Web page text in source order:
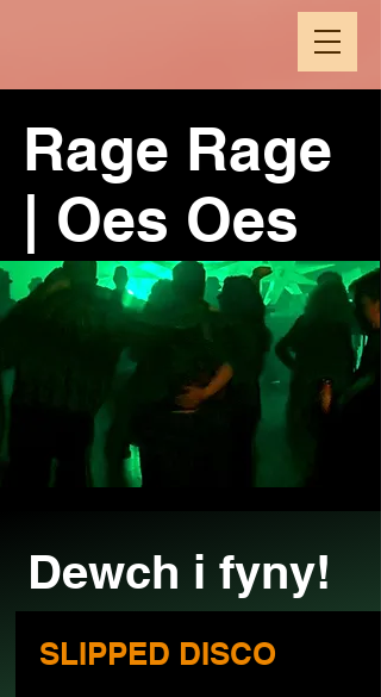
Rage Rage
| Oes Oes
Dewch i fyny!
SLIPPED DISCO